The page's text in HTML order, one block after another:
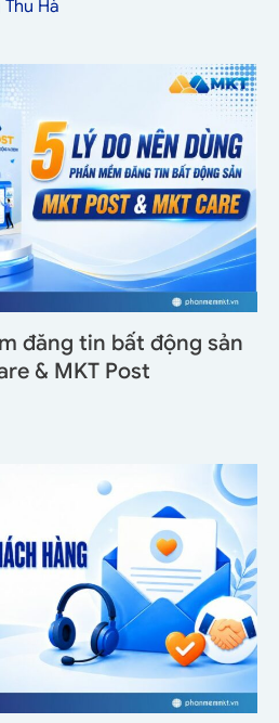
Hà
đăng tin bất động sản
& MKT Post